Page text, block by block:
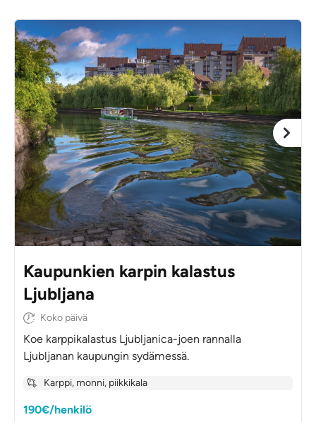
Kaupunkien karpin kalastus
Ljubljana
Koko päivä
Koe karppikalastus Ljubljanica-joen rannalla
Ljubljanan kaupungin sydämessä.
Karppi, monni, piikkikala
190€/henkilö